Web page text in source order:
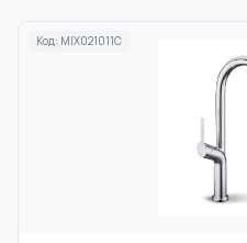
Код: MIX021011C